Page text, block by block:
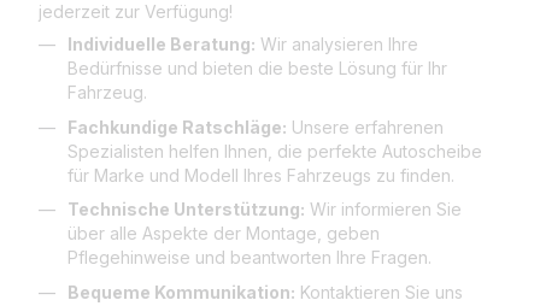
jederzeit zur Verfügung!
Individuelle Beratung: Wir analysieren Ihre
Bedürfnisse und bieten die beste Lösung für Ihr
Fahrzeug.
Fachkundige Ratschläge: Unsere erfahrenen
Spezialisten helfen Ihnen, die perfekte Autoscheibe
für Marke und Modell Ihres Fahrzeugs zu finden.
Technische Unterstützung: Wir informieren Sie
über alle Aspekte der Montage, geben
Pflegehinweise und beantworten Ihre Fragen.
Bequeme Kommunikation: Kontaktieren Sie uns